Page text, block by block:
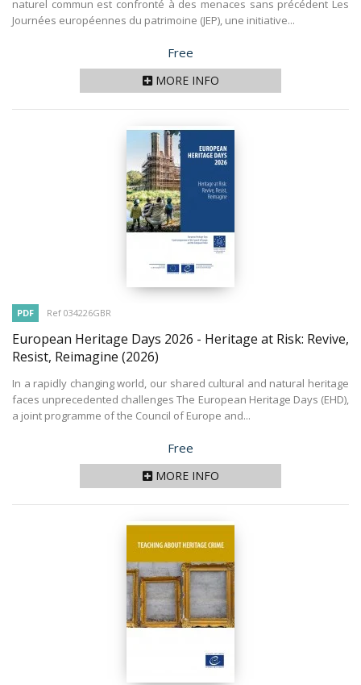
naturel commun est confronté à des menaces sans précédent Les
Journées européennes du patrimoine (JEP), une initiative...
Price
Free
MORE INFO
PDF Ref 034226GBR
European Heritage Days 2026 - Heritage at Risk: Revive,
Resist, Reimagine (2026)
In a rapidly changing world, our shared cultural and natural heritage
faces unprecedented challenges The European Heritage Days (EHD),
a joint programme of the Council of Europe and...
Price
Free
MORE INFO